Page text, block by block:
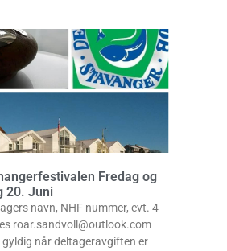
Fredag og
20. Juni
navn, NHF nummer, evt. 4
roar.sandvoll@outlook.com
gyldig når deltageravgiften er